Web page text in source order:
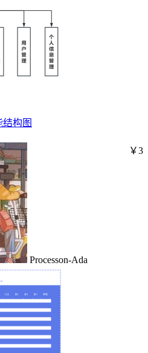
构图
Processon-Ada
￥3